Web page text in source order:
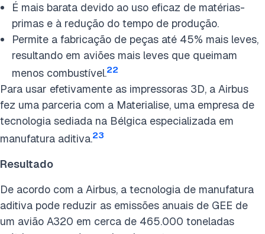
É mais barata devido ao uso eficaz de matérias-
primas e à redução do tempo de produção.
Permite a fabricação de peças até 45% mais leves,
resultando em aviões mais leves que queimam
menos combustível.22
Para usar efetivamente as impressoras 3D, a Airbus
fez uma parceria com a Materialise, uma empresa de
tecnologia sediada na Bélgica especializada em
manufatura aditiva.23
Resultado
De acordo com a Airbus, a tecnologia de manufatura
aditiva pode reduzir as emissões anuais de GEE de
um avião A320 em cerca de 465.000 toneladas